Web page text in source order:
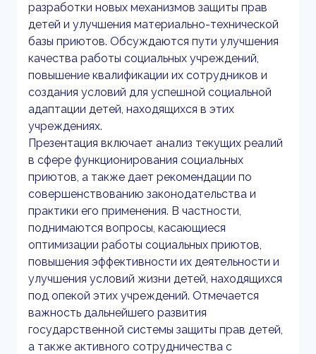
разработки новых механизмов защиты прав
детей и улучшения материально-технической
базы приютов. Обсуждаются пути улучшения
качества работы социальных учреждений,
повышение квалификации их сотрудников и
создания условий для успешной социальной
адаптации детей, находящихся в этих
учреждениях.
Презентация включает анализ текущих реалий
в сфере функционирования социальных
приютов, а также дает рекомендации по
совершенствованию законодательства и
практики его применения. В частности,
поднимаются вопросы, касающиеся
оптимизации работы социальных приютов,
повышения эффективности их деятельности и
улучшения условий жизни детей, находящихся
под опекой этих учреждений. Отмечается
важность дальнейшего развития
государственной системы защиты прав детей,
а также активного сотрудничества с